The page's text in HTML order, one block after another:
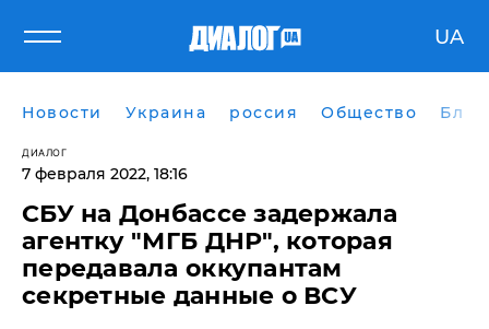
UA
Новости Украина россия Общество
ДИАЛОГ
7 февраля 2022, 18:16
СБУ на Донбассе задержала
агентку "МГБ ДНР", которая
передавала оккупантам
секретные данные о ВСУ